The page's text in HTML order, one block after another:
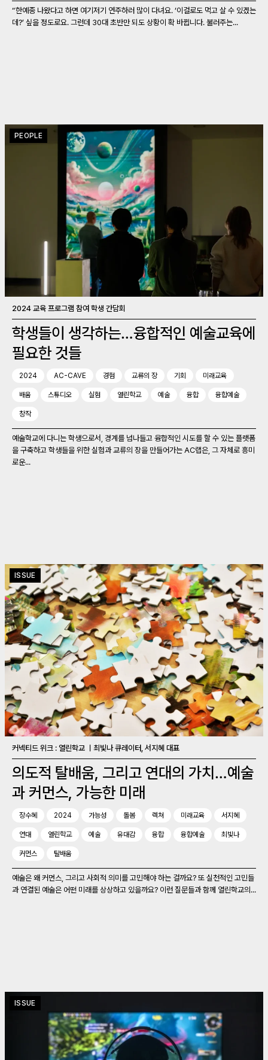
“한예종 나왔다고 하면 여기저기 연주하러 많이 다녀요. ‘이걸로도 먹고 살 수 있겠는
데?’ 싶을 정도로요. 그런데 30대 초반만 되도 상황이 확 바뀝니다. 불러주는...
PEOPLE
2024 교육 프로그램 참여 학생 간담회
학생들이 생각하는…융합적인 예술교육에
필요한 것들
2024 AC-CAVE 경험 교류의 장 기회 미래교육
배움 스튜디오 실험 열린학교 예술 융합 융합예술
창작
예술학교에 다니는 학생으로서, 경계를 넘나들고 융합적인 시도를 할 수 있는 플랫폼
을 구축하고 학생들을 위한 실험과 교류의 장을 만들어가는 AC랩은, 그 자체로 흥미
로운...
ISSUE
커넥티드 위크 : 열린학교 ㅣ최빛나 큐레이터, 서지혜 대표
의도적 탈배움, 그리고 연대의 가치…예술
과 커먼스, 가능한 미래
장수혜 2024 가능성 돌봄 렉쳐 미래교육 서지혜
연대 열린학교 예술 유대감 융합 융합예술 최빛나
커먼스 탈배움
예술은 왜 커먼스, 그리고 사회적 의미를 고민해야 하는 걸까요? 또 실천적인 고민들
과 연결된 예술은 어떤 미래를 상상하고 있을까요? 이런 질문들과 함께 열린학교의...
ISSUE